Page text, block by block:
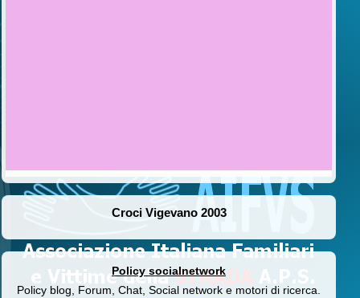
Croci Vigevano 2003
Policy socialnetwork
Policy blog, Forum, Chat, Social network e motori di ricerca.